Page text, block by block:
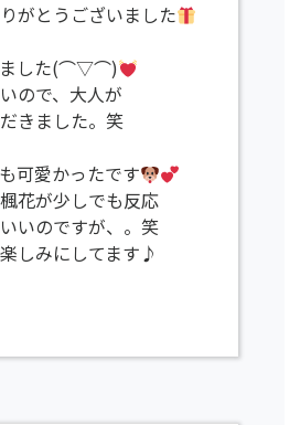
がとうございました
ました(⌒▽⌒)
ので、大人が
きました。笑
可愛かったです
花が少しでも反応
いのですが、。笑
しみにしてます♪